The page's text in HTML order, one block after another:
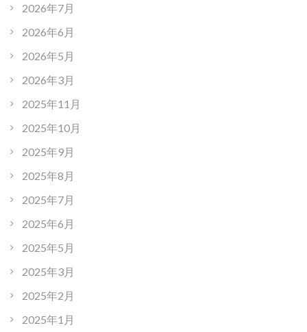
2026年7月
2026年6月
2026年5月
2026年3月
2025年11月
2025年10月
2025年9月
2025年8月
2025年7月
2025年6月
2025年5月
2025年3月
2025年2月
2025年1月